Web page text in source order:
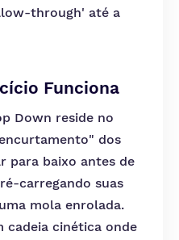
through' até a
Funciona
Down reside no
dos
para baixo antes de
carregando suas
mola enrolada.
cadeia cinética onde